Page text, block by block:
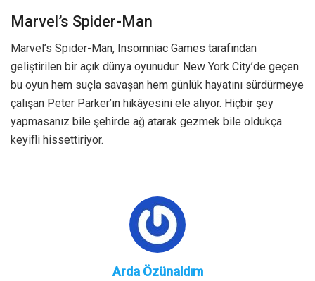
Marvel’s Spider-Man
Marvel’s Spider-Man, Insomniac Games tarafından
geliştirilen bir açık dünya oyunudur. New York City’de geçen
bu oyun hem suçla savaşan hem günlük hayatını sürdürmeye
çalışan Peter Parker’ın hikâyesini ele alıyor. Hiçbir şey
yapmasanız bile şehirde ağ atarak gezmek bile oldukça
keyifli hissettiriyor.
Arda Özünaldım